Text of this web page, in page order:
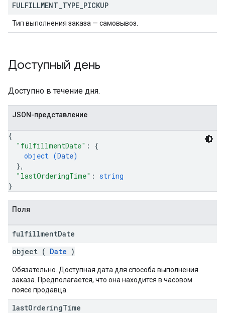
FULFILLMENT TYPE PICKUP
Тип выполнения заказа — самовывоз.
Доступный день
Доступно в течение дня.
JSON-представление
{
"fulfillmentDate" : {
object (Date)
},
"lastOrderingTime" : string
}
Поля
fulfillmentDate
object ( Date )
Обязательно. Доступная дата для способа выполнения
заказа. Предполагается, что она находится в часовом
поясе продавца.
lastOrderingTime